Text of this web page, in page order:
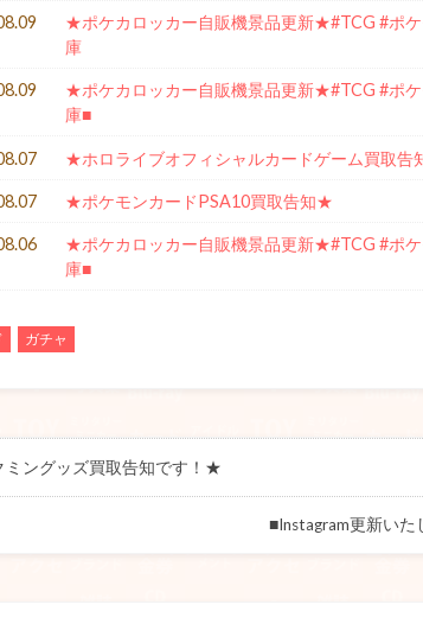
★ポケカロッカー自販機景品更新★#TCG #ポ
庫
★ポケカロッカー自販機景品更新★#TCG #ポ
庫■
★ホロライブオフィシャルカードゲーム買取告
★ポケモンカードPSA10買取告知★
★ポケカロッカー自販機景品更新★#TCG #ポ
庫■
ガチャ
ングッズ買取告知です！★
■Instagram更新いた